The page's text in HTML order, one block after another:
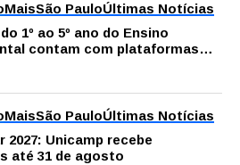
MaisSão PauloÚltimas Notícias
1º ao 5º ano do Ensino
contam com plataformas
apoiar estudos na escola e
MaisSão PauloÚltimas Notícias
2027: Unicamp recebe
até 31 de agosto